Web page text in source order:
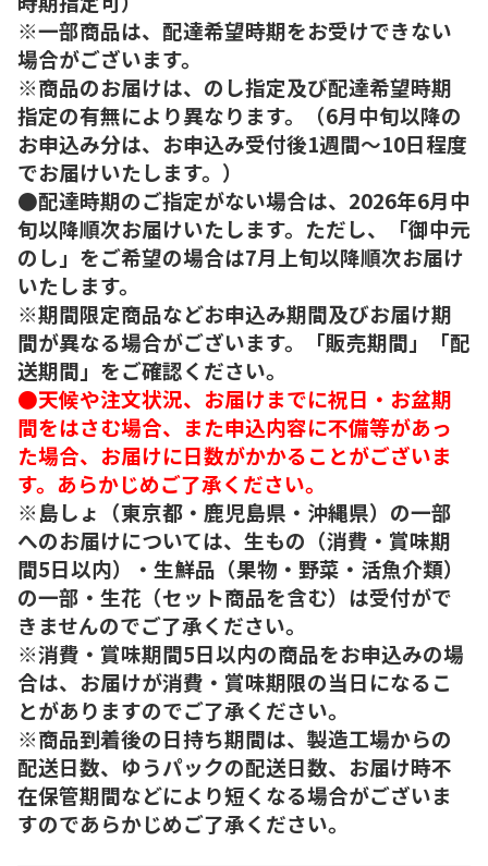
※一部商品は、配達希望時期をお受けできない
場合がございます。
※商品のお届けは、のし指定及び配達希望時期
指定の有無により異なります。（6月中旬以降の
お申込み分は、お申込み受付後1週間～10日程度
でお届けいたします。）
●配達時期のご指定がない場合は、2026年6月中
旬以降順次お届けいたします。ただし、「御中元
のし」をご希望の場合は7月上旬以降順次お届け
いたします。
※期間限定商品などお申込み期間及びお届け期
間が異なる場合がございます。「販売期間」「配
送期間」をご確認ください。
●天候や注文状況、お届けまでに祝日・お盆期
間をはさむ場合、また申込内容に不備等があっ
た場合、お届けに日数がかかることがございま
す。あらかじめご了承ください。
※島しょ（東京都・鹿児島県・沖縄県）の一部
へのお届けについては、生もの（消費・賞味期
間5日以内）・生鮮品（果物・野菜・活魚介類）
の一部・生花（セット商品を含む）は受付がで
きませんのでご了承ください。
※消費・賞味期間5日以内の商品をお申込みの場
合は、お届けが消費・賞味期限の当日になるこ
とがありますのでご了承ください。
※商品到着後の日持ち期間は、製造工場からの
配送日数、ゆうパックの配送日数、お届け時不
在保管期間などにより短くなる場合がございま
すのであらかじめご了承ください。